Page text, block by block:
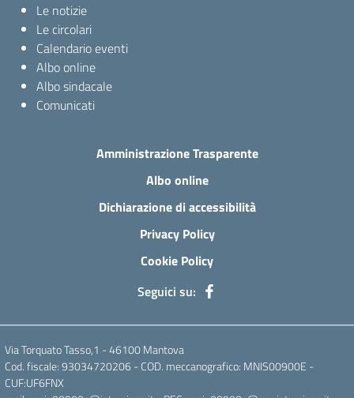
Le notizie
Le circolari
Calendario eventi
Albo online
Albo sindacale
Comunicati
Amministrazione Trasparente
Albo online
Dichiarazione di accessibilità
Privacy Policy
Cookie Policy
Seguici su:
Via Torquato Tasso,1 - 46100 Mantova
Cod. fiscale: 93034720206 - COD. meccanografico: MNIS00900E -
CUF:UF6FNX